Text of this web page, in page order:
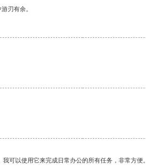
刃有余。
可以使用它来完成日常办公的所有任务，非常方便。